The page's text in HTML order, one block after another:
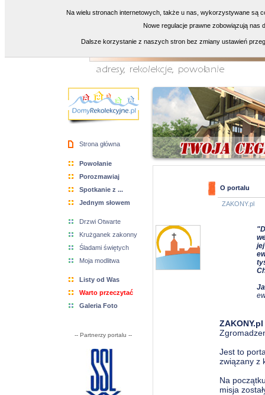
Strona główna
Powołanie
Porozmawiaj
Spotkanie z ...
Jednym słowem
Drzwi Otwarte
Krużganek zakonny
Śladami świętych
Moja modlitwa
Listy od Was
Warto przeczytać
Galeria Foto
-- Partnerzy portalu --
O portalu
ZAKONY.pl
ZAKONY.pl
Jest to
związany z
Na
misja
Na wielu stronach internetowych, także u nas, wykorzystywane są
Nowe regulacje prawne zobowiązują nas
Dalsze korzystanie z naszych stron bez zmiany ustawień